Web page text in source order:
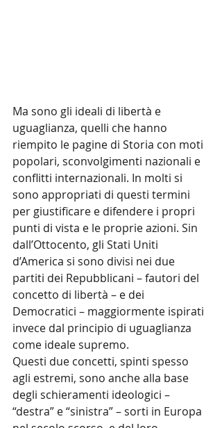
Ma sono gli ideali di libertà e
uguaglianza, quelli che hanno
riempito le pagine di Storia con moti
popolari, sconvolgimenti nazionali e
conflitti internazionali. In molti si
sono appropriati di questi termini
per giustificare e difendere i propri
punti di vista e le proprie azioni. Sin
dall’Ottocento, gli Stati Uniti
d’America si sono divisi nei due
partiti dei Repubblicani – fautori del
concetto di libertà – e dei
Democratici – maggiormente ispirati
invece dal principio di uguaglianza
come ideale supremo.
Questi due concetti, spinti spesso
agli estremi, sono anche alla base
degli schieramenti ideologici –
“destra” e “sinistra” – sorti in Europa